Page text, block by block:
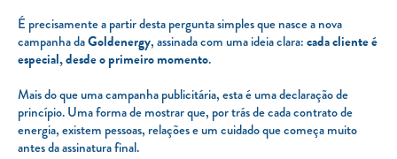
É precisamente a partir desta pergunta simples que nasce a nova
campanha daGoldenergy, assinada com uma ideia clara:cada cliente é
especial, desde o primeiro momento.
Mais do que uma campanha publicitária, esta é uma declaração de
princípio. Uma forma de mostrar que, por trás de cada contrato de
energia, existem pessoas, relações e um cuidado que começa muito
antes da assinatura final.